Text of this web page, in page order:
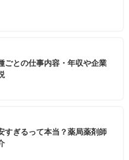
ごとの仕事内容・年収や企業
すぎるって本当？薬局薬剤師